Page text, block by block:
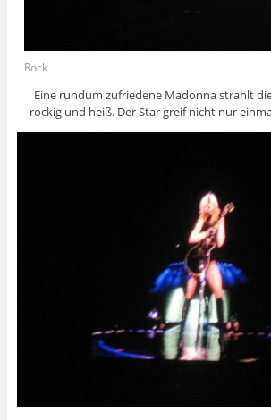
Rock
Eine rundum zufriedene Madonna strahlt
rockig und heiß. Der Star greif nicht nur